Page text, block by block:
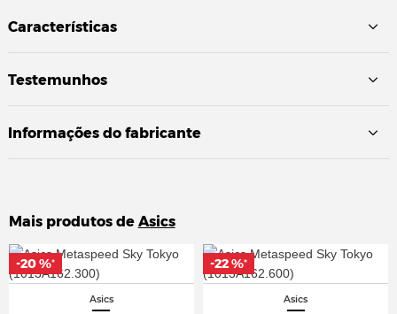
Características
Testemunhos
Informações do fabricante
Mais produtos de Asics
Asics
-20 %*
-20 %*
Asics
-22 %*
-22 %*